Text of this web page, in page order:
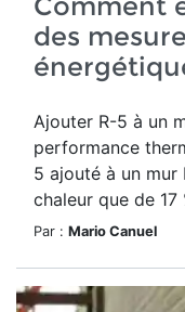
des
Ajouter R-5 à un
performance
5 ajouté à un
chaleur que de 17
Par : Mario Canuel